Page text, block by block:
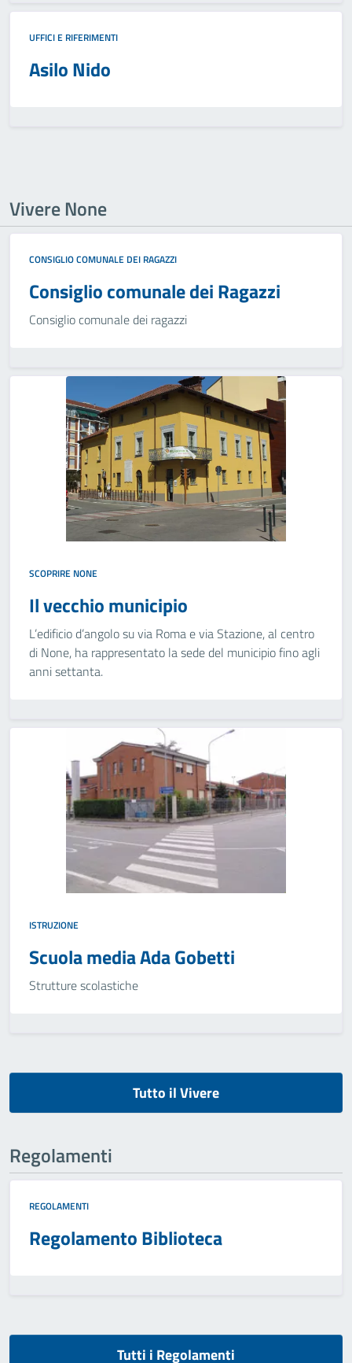
UFFICI E RIFERIMENTI
Asilo Nido
Vivere None
CONSIGLIO COMUNALE DEI RAGAZZI
Consiglio comunale dei Ragazzi
Consiglio comunale dei ragazzi
SCOPRIRE NONE
Il vecchio municipio
L’edificio d’angolo su via Roma e via Stazione, al centro
di None, ha rappresentato la sede del municipio fino agli
anni settanta.
ISTRUZIONE
Scuola media Ada Gobetti
Strutture scolastiche
Tutto il Vivere
Regolamenti
REGOLAMENTI
Regolamento Biblioteca
Tutti i Regolamenti